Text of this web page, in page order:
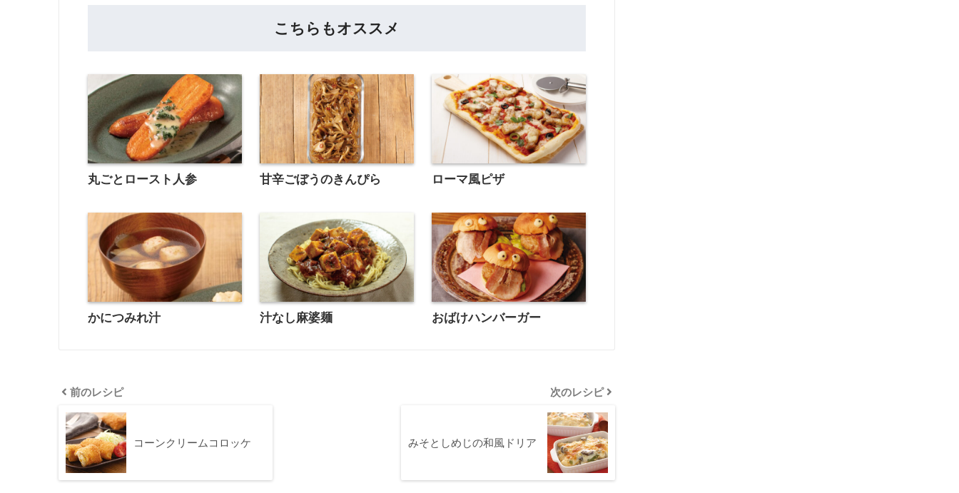
こちらもオススメ
丸ごとロースト人参 甘辛ごぼうのきんぴら ローマ風ピザ
かにつみれ汁 汁なし麻婆麺 おばけハンバーガー
前のレシピ
コーンクリームコロッケ
次のレシピ
みそとしめじの和風ドリア